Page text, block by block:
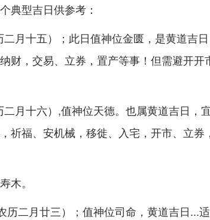
典型吉日供参考：
月十五）
；此日值神位金匮，是黄道吉
财，交易、立券，置产等事！但需避开开
月十六） ,值神位天德。也属黄道吉日，
祈福、安机械，移徙、入宅，开市、立券
木。
二月廿三）
；值神位司命，黄道吉日...